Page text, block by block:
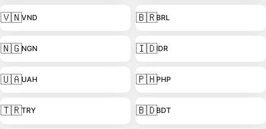
🇻🇳VND 🇧🇷BRL
🇳🇬NGN 🇮🇩IDR
🇺🇦UAH 🇵🇭PHP
🇹🇷TRY 🇧🇩BDT